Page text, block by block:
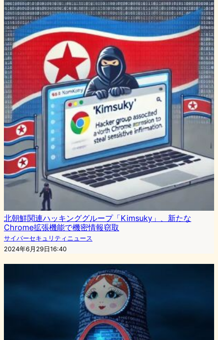
北朝鮮関連ハッキンググループ「Kimsuky」、新たな
Chrome拡張機能で機密情報窃取
サイバーセキュリティニュース
2024年6月29日16:40